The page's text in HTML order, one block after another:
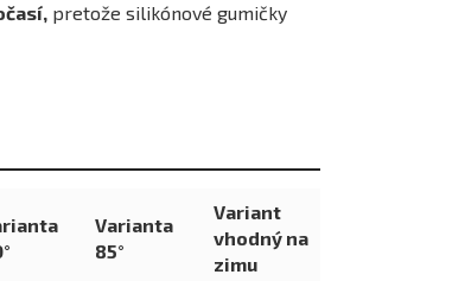
pretože silikónové gumičky
Varianta
85°
Variant
vhodný na
zimu